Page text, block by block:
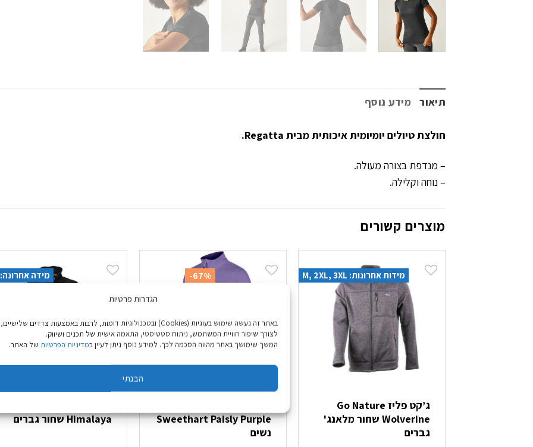
הגדרות פרטיות
באתר זה נעשה שימוש בעוגיות (Cookies) ובטכנולוגיות דומות, לרבות באמצעות צדדים שלישיים,
לצורך שיפור חוויית המשתמש, ניתוח סטטיסטי, התאמה אישית של תכנים ושיווק.
המשך שימושך באתר מהווה הסכמה לכך. למידע נוסף ניתן לעיין במדיניות הפרטיות של האתר.
הבנתי
תיאור מידע נוסף
חולצת טיולים יומיומית איכותית מבית Regatta.
– מנדפת בצורה מעולה.
– נוחה וקלילה.
מוצרים קשורים
מידות אחרונות: M, 2XL, 3XL
ג’קט פליז Go Nature
Wolverine שחור מלאנג'
גברים
-67%
Sweethart Paisly Purple
נשים
מידה אחרונה: 3XL
Himalaya שחור גברים